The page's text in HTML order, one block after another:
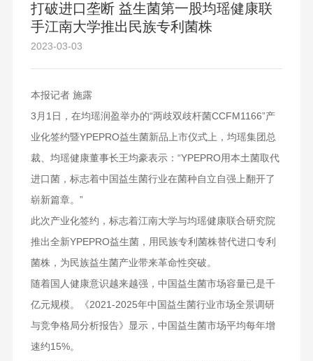
打破进口垄断 益生菌第一股均瑶健康联
手江南大学推出民族专利菌株
2023-03-03
本报记者 施露
3月1日，在均瑶润盈举办的“两歧双歧杆菌CCFM1166”产
业化签约暨YPEPRO益生菌新品上市仪式上，均瑶集团总
裁、均瑶健康董事长王均豪表示：“YPEPRO用本土菌取代
进口菌，标志着中国益生菌行业在菌种自立自强上翻开了
崭新篇章。”
此次产业化签约，标志着江南大学与均瑶健康联合研究院
推出全新YPEPRO益生菌，用民族专利菌株替代进口专利
菌株，为民族益生菌产业带来革命性突破。
随着国人健康意识越来越强，中国益生菌市场容量已是千
亿元规模。《2021-2025年中国益生菌行业市场全景调研
与竞争格局分析报告》显示，中国益生菌市场平均每年增
速约15%。